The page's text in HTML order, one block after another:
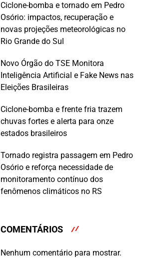
Ciclone-bomba e tornado em Pedro
Osório: impactos, recuperação e
novas projeções meteorológicas no
Rio Grande do Sul
Novo Órgão do TSE Monitora
Inteligência Artificial e Fake News nas
Eleições Brasileiras
Ciclone-bomba e frente fria trazem
chuvas fortes e alerta para onze
estados brasileiros
Tornado registra passagem em Pedro
Osório e reforça necessidade de
monitoramento contínuo dos
fenômenos climáticos no RS
COMENTÁRIOS
Nenhum comentário para mostrar.